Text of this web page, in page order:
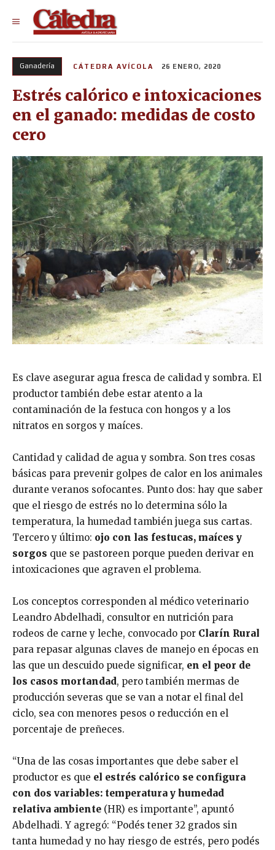
Ganadería CÁTEDRA AVÍCOLA 26 ENERO, 2020
Estrés calórico e intoxicaciones
en el ganado: medidas de costo
cero
Es clave asegurar agua fresca de calidad y sombra. El
productor también debe estar atento a la
contaminación de la festuca con hongos y a los
nitratos en sorgos y maíces.
Cantidad y calidad de agua y sombra. Son tres cosas
básicas para prevenir golpes de calor en los animales
durante veranos sofocantes. Punto dos: hay que saber
que el riesgo de estrés no lo determina sólo la
temperatura, la humedad también juega sus cartas.
Tercero y último: ojo con las festucas, maíces y
sorgos que se pastoreen porque pueden derivar en
intoxicaciones que agraven el problema.
Los conceptos corresponden al médico veterinario
Leandro Abdelhadi, consultor en nutrición para
rodeos de carne y leche, convocado por Clarín Rural
para repasar algunas claves de manejo en épocas en
las que un descuido puede significar, en el peor de
los casos mortandad, pero también mermas de
producción severas que se van a notar el final del
ciclo, sea con menores pesos o reducción en el
porcentaje de preñeces.
“Una de las cosas importantes que debe saber el
productor es que el estrés calórico se configura
con dos variables: temperatura y humedad
relativa ambiente (HR) es importante”, apuntó
Abdelhadi. Y agregó: “Podés tener 32 grados sin
tanta humedad y no hay riesgo de estrés, pero podés